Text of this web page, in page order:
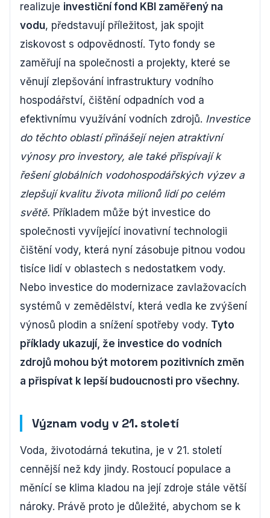
realizuje investiční fond KBI zaměřený na
vodu, představují příležitost, jak spojit
ziskovost s odpovědností. Tyto fondy se
zaměřují na společnosti a projekty, které se
věnují zlepšování infrastruktury vodního
hospodářství, čištění odpadních vod a
efektivnímu využívání vodních zdrojů. Investice
do těchto oblastí přinášejí nejen atraktivní
výnosy pro investory, ale také přispívají k
řešení globálních vodohospodářských výzev a
zlepšují kvalitu života milionů lidí po celém
světě. Příkladem může být investice do
společnosti vyvíjející inovativní technologii
čištění vody, která nyní zásobuje pitnou vodou
tisíce lidí v oblastech s nedostatkem vody.
Nebo investice do modernizace zavlažovacích
systémů v zemědělství, která vedla ke zvýšení
výnosů plodin a snížení spotřeby vody. Tyto
příklady ukazují, že investice do vodních
zdrojů mohou být motorem pozitivních změn
a přispívat k lepší budoucnosti pro všechny.
Význam vody v 21. století
Voda, životodárná tekutina, je v 21. století
cennější než kdy jindy. Rostoucí populace a
měnící se klima kladou na její zdroje stále větší
nároky. Právě proto je důležité, abychom se k